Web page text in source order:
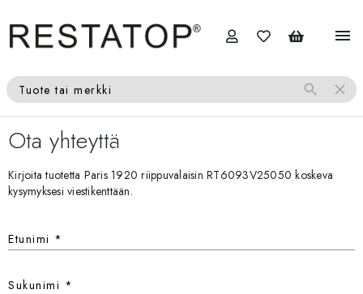
menu
Tuote tai merkki search close
Ota yhteyttä
Kirjoita tuotetta Paris 1920 riippuvalaisin RT6093V25050 koskeva
kysymyksesi viestikenttään.
Etunimi *
Sukunimi *